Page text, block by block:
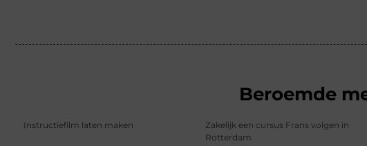
Beroemde
Instructiefilm laten maken
Zakelijk een cursus Frans volgen in
Rotterdam